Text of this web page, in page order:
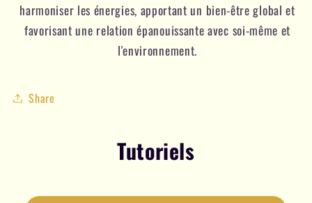
harmoniser les énergies, apportant un bien-être global et
favorisant une relation épanouissante avec soi-même et
l'environnement.
Share
Tutoriels